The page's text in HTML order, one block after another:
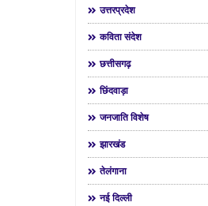
उत्तरप्रदेश
कविता संदेश
छत्तीसगढ़
छिंदवाड़ा
जनजाति विशेष
झारखंड
तेलंगाना
नई दिल्ली